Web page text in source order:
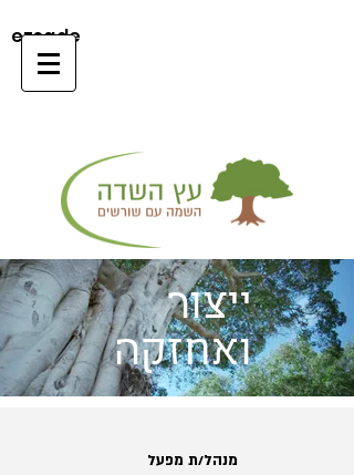
ezsade
ייצור
ואחזקה
מנהל/ת מפעל